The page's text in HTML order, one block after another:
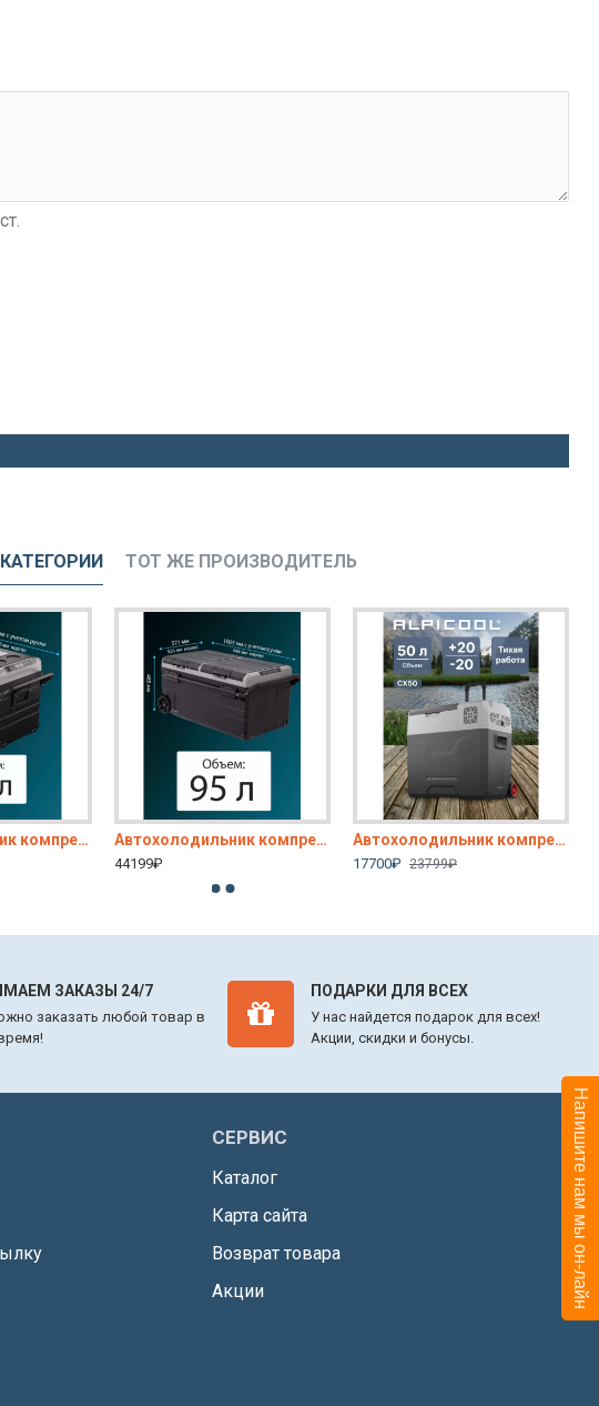
ТОТ ЖЕ ПРОИЗВОДИТЕЛЬ
Автохолодильник компрессорный Apicool TWW45 (45л) 12-220V, двухкамерный, на колесах Автохолодильник компрессорный Apicool TWW95 (95л) 12-220V, двухкамерный, на колесах
44199₽
Автохолодильник компрессорный переносной CX50 (12/24) на колесах
17700₽ 23799₽
ЗАКАЗЫ 24/7
заказать любой товар в
ПОДАРКИ ДЛЯ ВСЕХ
У нас найдется подарок для всех!
Акции, скидки и бонусы.
СЕРВИС
Каталог
Карта сайта
Возврат товара
Акции
Напишите нам мы он-лайн